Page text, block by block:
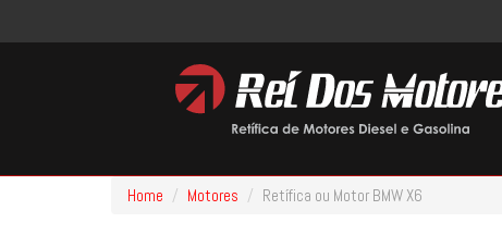
Home Motores Retífica ou Motor BMW X6